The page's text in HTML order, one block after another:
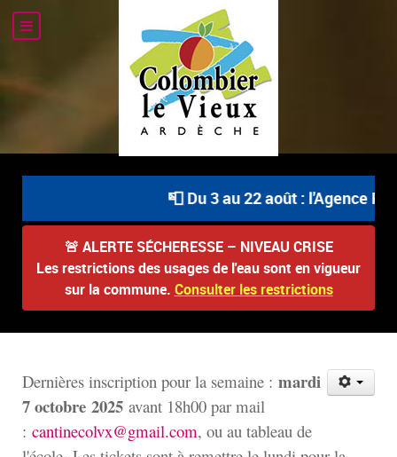
📮 Du 3 au 22 août : l'Agence
🚨 ALERTE SÉCHERESSE – NIVEAU CRISE
Les restrictions des usages de l'eau sont en vigueur
sur la commune. Consulter les restrictions
Dernières inscription pour la semaine : mardi
7 octobre 2025 avant 18h00 par mail
: cantinecolvx@gmail.com, ou au tableau de